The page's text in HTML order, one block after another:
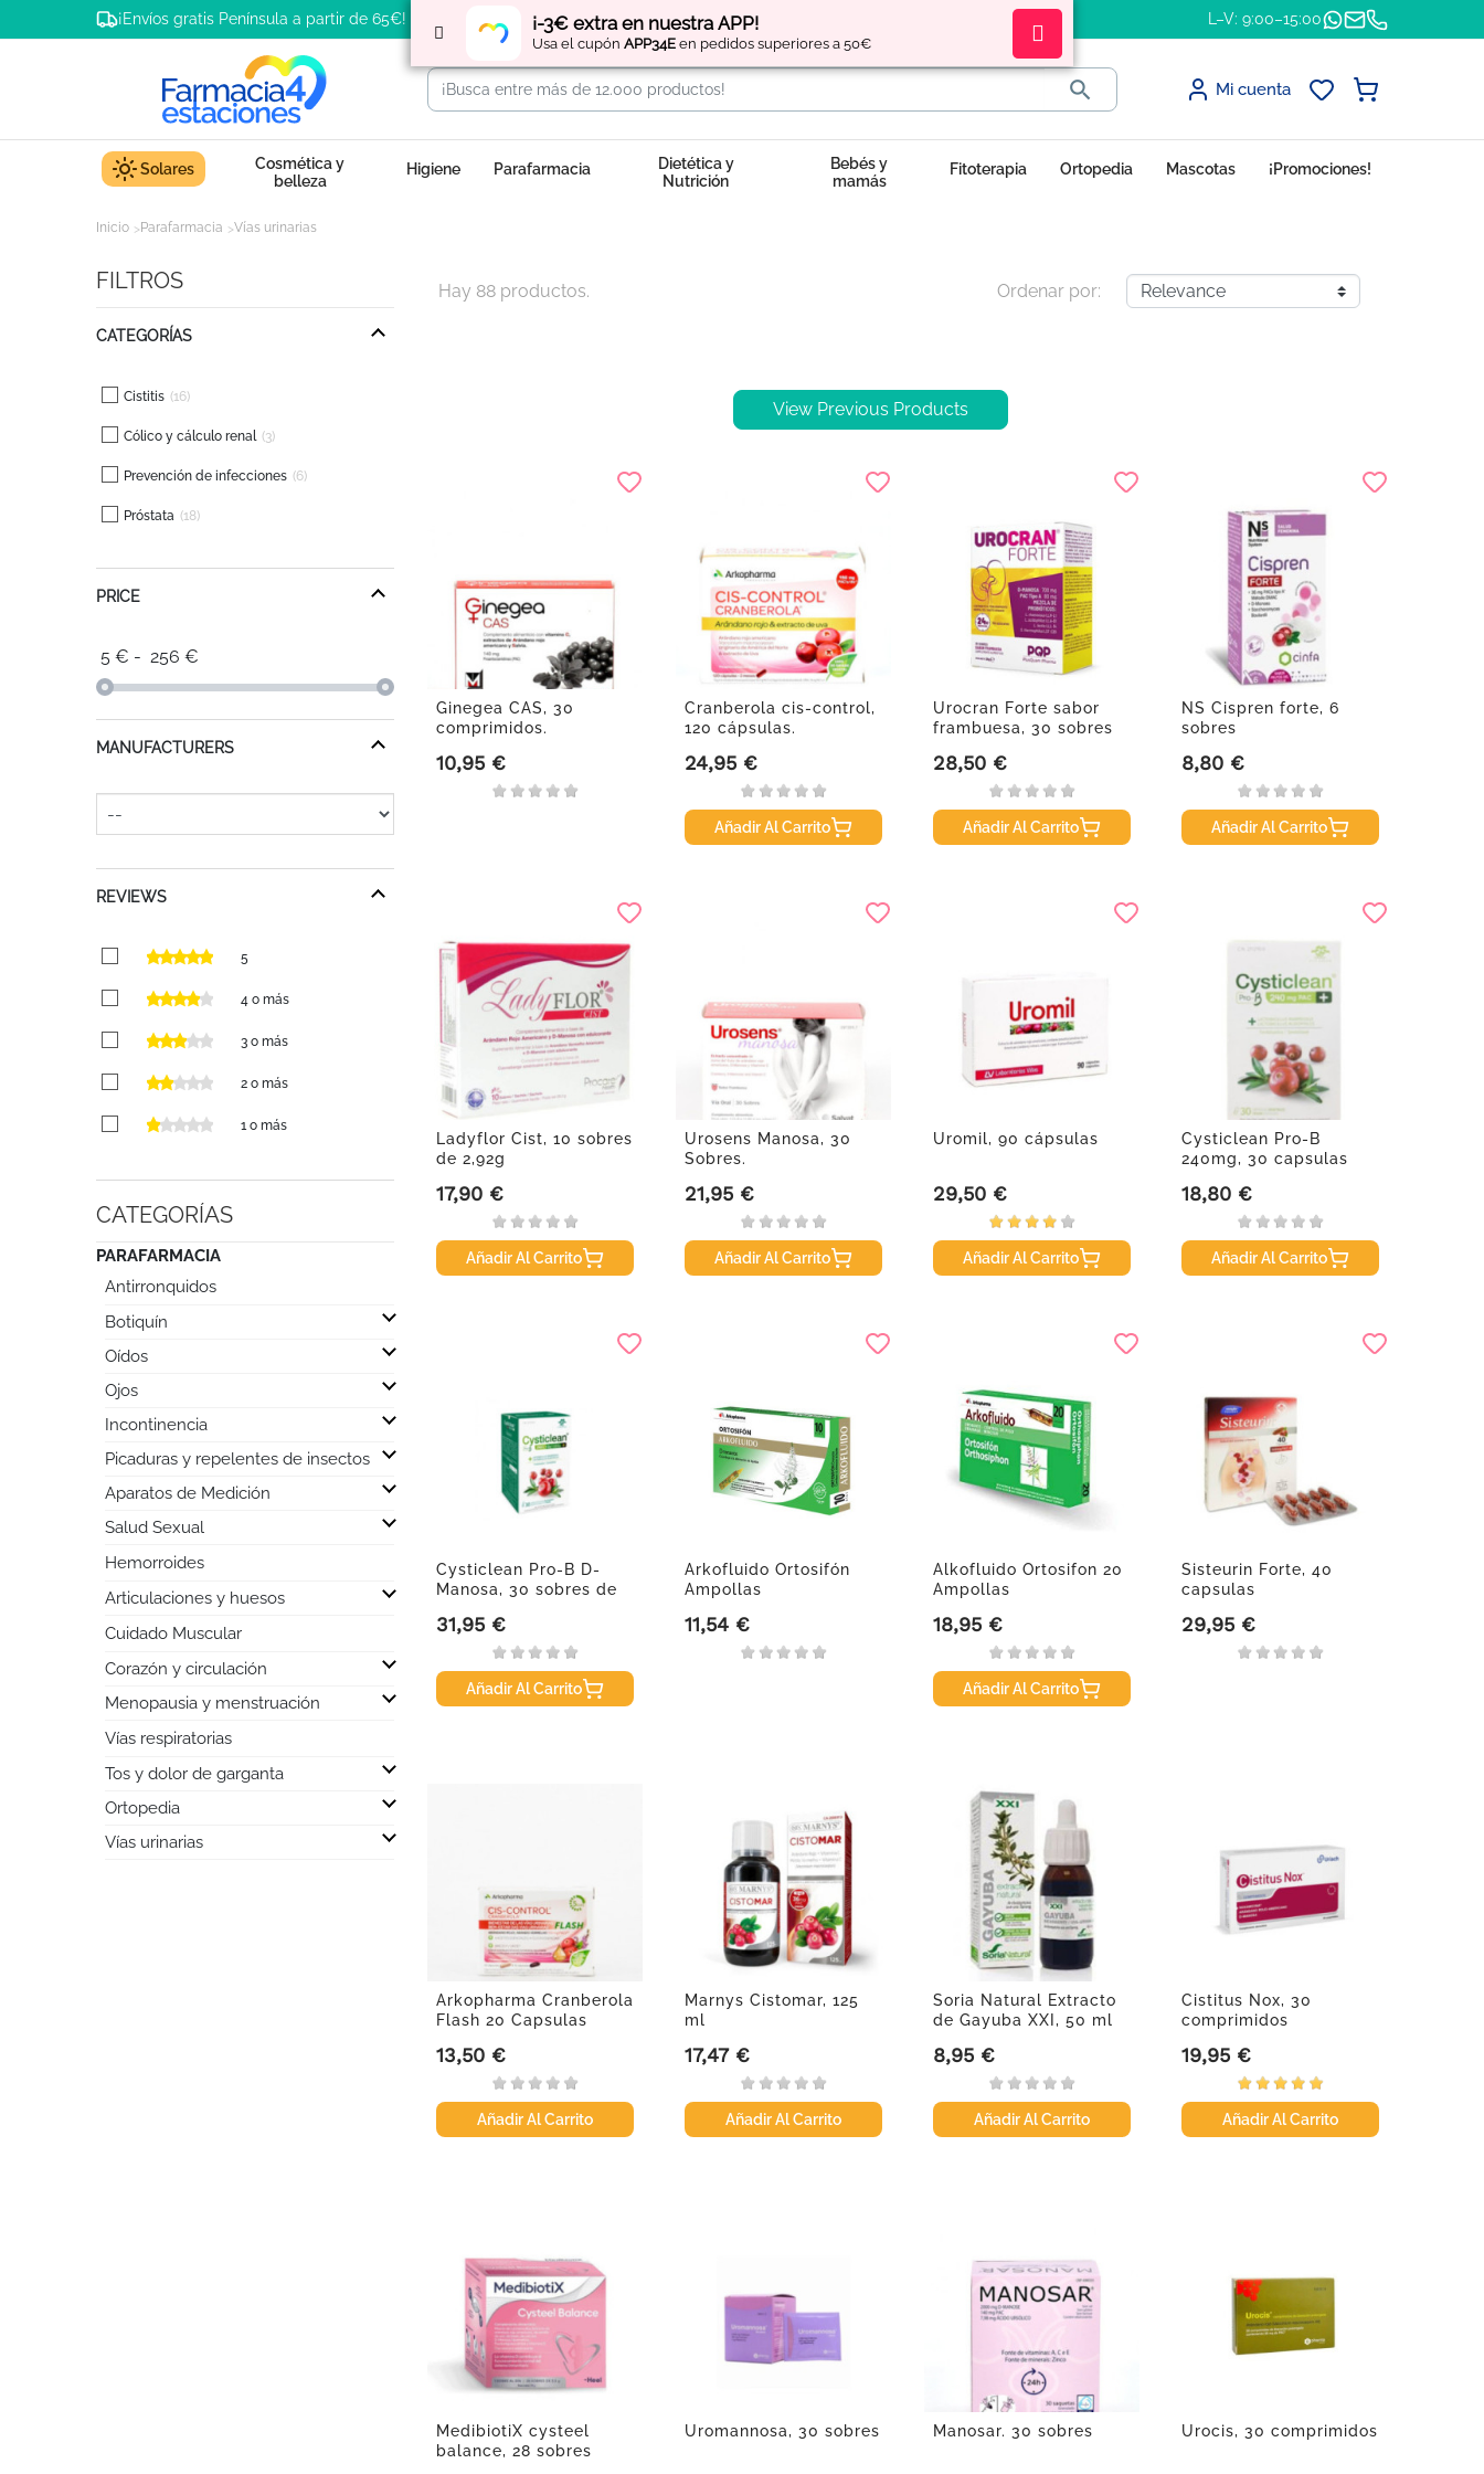
¡-3€ extra en nuestra APP!
Usa el cupón APP34E en pedidos superiores a 50€
¡Envíos gratis Península a partir de 65€! Regístratey obtén L–V: 9:00–15:00
 Mi cuenta
Solares
Cosmética y
belleza
Higiene Parafarmacia
Dietética y
Nutrición
Bebés y
mamás
Fitoterapia Ortopedia Mascotas ¡Promociones!
Inicio Parafarmacia Vías urinarias
FILTROS
CATEGORÍAS
Cistitis 16
Cólico y cálculo renal 3
Prevención de infecciones 6
Próstata 18
PRICE
5 € - 256 €
MANUFACTURERS
REVIEWS
5
4 o más
3 o más
2 o más
1 o más
CATEGORÍAS
PARAFARMACIA
Antirronquidos
Botiquín
Oídos

Ojos

Incontinencia

Picaduras y repelentes de insectos

Aparatos de Medición

Salud Sexual

Hemorroides
Articulaciones y huesos
Cuidado Muscular
Corazón y circulación
Menopausia y menstruación

Vías respiratorias
Tos y dolor de garganta
Ortopedia

Vías urinarias

Hay 88 productos. Ordenar por:
View Previous Products
Ginegea CAS, 30
comprimidos.
Precio
10,95 €
Cranberola cis-control,
120 cápsulas.
Precio
24,95 €
Añadir Al Carrito
Urocran Forte sabor
frambuesa, 30 sobres
Precio
28,50 €
Añadir Al Carrito
NS Cispren forte, 6
sobres
Precio
8,80 €
Añadir Al Carrito
Ladyflor Cist, 10 sobres
de 2,92g
Precio
17,90 €
Añadir Al Carrito
Urosens Manosa, 30
Sobres.
Precio
21,95 €
Añadir Al Carrito
Uromil, 90 cápsulas
Precio
29,50 €
Añadir Al Carrito
Cysticlean Pro-B
240mg, 30 capsulas
Precio
18,80 €
Añadir Al Carrito
Cysticlean Pro-B D-
Manosa, 30 sobres de
Precio
31,95 €
Añadir Al Carrito
Arkofluido Ortosifón
Ampollas
Precio
11,54 €
Alkofluido Ortosifon 20
Ampollas
Precio
18,95 €
Añadir Al Carrito
Sisteurin Forte, 40
capsulas
Precio
29,95 €
Arkopharma Cranberola
Flash 20 Capsulas
Precio
13,50 €
Añadir Al Carrito
Marnys Cistomar, 125
ml
Precio
17,47 €
Añadir Al Carrito
Soria Natural Extracto
de Gayuba XXI, 50 ml
Precio
8,95 €
Añadir Al Carrito
Cistitus Nox, 30
comprimidos
Precio
19,95 €
Añadir Al Carrito
MedibiotiX cysteel
balance, 28 sobres
Uromannosa, 30 sobres Manosar. 30 sobres Urocis, 30 comprimidos